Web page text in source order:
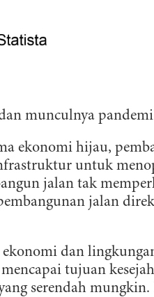
munculnya
ekonomi hijau,
untuk
jalan tak
jalan
dan
tujuan
serendah